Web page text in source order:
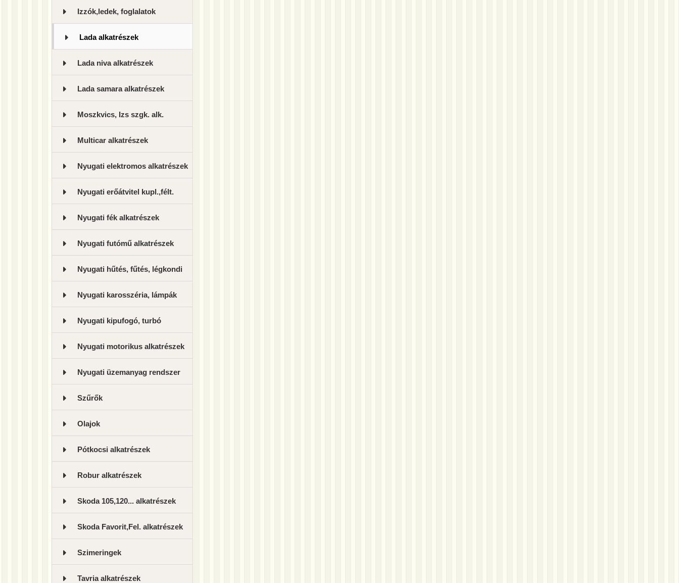
Izzók,ledek, foglalatok
Lada alkatrészek
Lada niva alkatrészek
Lada samara alkatrészek
Moszkvics, Izs szgk. alk.
Multicar alkatrészek
Nyugati elektromos alkatrészek
Nyugati erőátvitel kupl.,félt.
Nyugati fék alkatrészek
Nyugati futómű alkatrészek
Nyugati hűtés, fűtés, légkondi
Nyugati karosszéria, lámpák
Nyugati kipufogó, turbó
Nyugati motorikus alkatrészek
Nyugati üzemanyag rendszer
Szűrők
Olajok
Pótkocsi alkatrészek
Robur alkatrészek
Skoda 105,120... alkatrészek
Skoda Favorit,Fel. alkatrészek
Szimeringek
Tavria alkatrészek